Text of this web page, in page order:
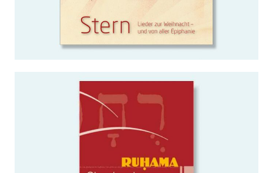
WEITERLESEN …
Chorbuch_2